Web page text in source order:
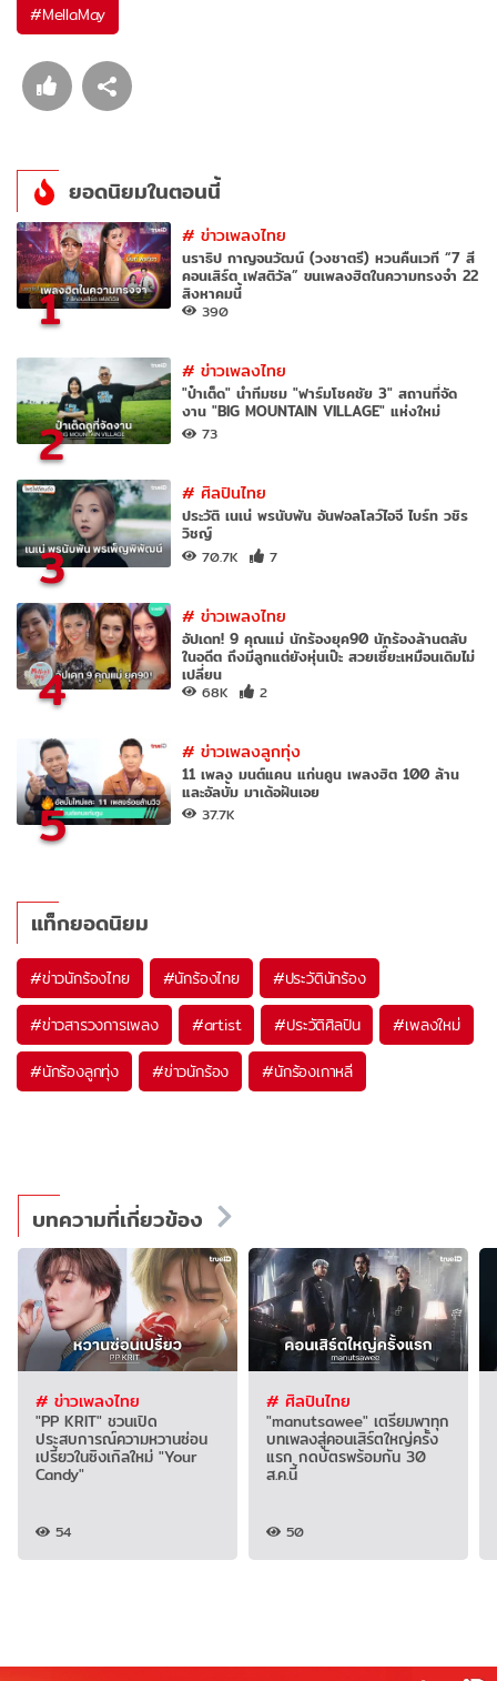
#MellaMay
ยอดนิยมในตอนนี้
1
#ข่าวเพลงไทย
นราธิป กาญจนวัฒน์ (วงชาตรี) หวนคืนเวที “7 สี
คอนเสิร์ต เฟสติวัล” ขนเพลงฮิตในความทรงจำ 22
สิงหาคมนี้
390
2
#ข่าวเพลงไทย
"ป๋าเต็ด" นำทีมชม "ฟาร์มโชคชัย 3" สถานที่จัด
งาน "BIG MOUNTAIN VILLAGE" แห่งใหม่
73
3
#ศิลปินไทย
ประวัติ เนเน่ พรนับพัน อันฟอลโลว์ไอจี ไบร์ท วชิร
วิชญ์
70.7K 7
4
#ข่าวเพลงไทย
อัปเดท! 9 คุณแม่ นักร้องยุค90 นักร้องล้านตลับ
ในอดีต ถึงมีลูกแต่ยังหุ่นเป๊ะ สวยเซี๊ยะเหมือนเดิมไม่
เปลี่ยน
68K 2
5
#ข่าวเพลงลูกทุ่ง
11 เพลง มนต์แคน แก่นคูน เพลงฮิต 100 ล้าน
และอัลบั้ม มาเด้อฝันเอย
37.7K
แท็กยอดนิยม
#ข่าวนักร้องไทย #นักร้องไทย #ประวัตินักร้อง
#ข่าวสารวงการเพลง #artist #ประวัติศิลปิน #เพลงใหม่
#นักร้องลูกทุ่ง #ข่าวนักร้อง #นักร้องเกาหลี
บทความที่เกี่ยวข้อง
# ข่าวเพลงไทย
"PP KRIT" ชวนเปิด
ประสบการณ์ความหวานซ่อน
เปรี้ยวในซิงเกิลใหม่ "Your
Candy"
54
# ศิลปินไทย
"manutsawee" เตรียมพาทุก
บทเพลงสู่คอนเสิร์ตใหญ่ครั้ง
แรก กดบัตรพร้อมกัน 30
ส.ค.นี้
50